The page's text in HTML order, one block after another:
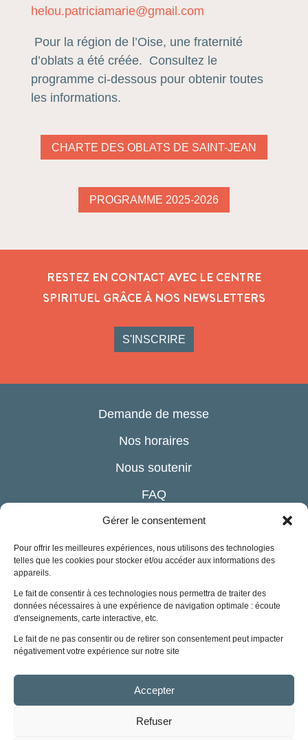
Gérer le consentement
Pour offrir les meilleures expériences, nous utilisons des technologies
telles que les cookies pour stocker et/ou accéder aux informations des
appareils.
Le fait de consentir à ces technologies nous permettra de traiter des
données nécessaires à une expérience de navigation optimale : écoute
d'enseignements, carte interactive, etc.
Le fait de ne pas consentir ou de retirer son consentement peut impacter
négativement votre expérience sur notre site
Accepter
Refuser
helou.patriciamarie@gmail.com
Pour la région de l’Oise, une fraternité
d’oblats a été créée. Consultez le
programme ci-dessous pour obtenir toutes
les informations.
CHARTE DES OBLATS DE SAINT-JEAN
PROGRAMME 2025-2026
RESTEZ EN CONTACT AVEC LE CENTRE
SPIRITUEL GRÂCE À NOS NEWSLETTERS
S'INSCRIRE
Demande de messe
Nos horaires
Nous soutenir
FAQ
03 44 47 86 05
3 rue du château – Troussures
60390 AUNEUIL
Site Province France
Site partenaires